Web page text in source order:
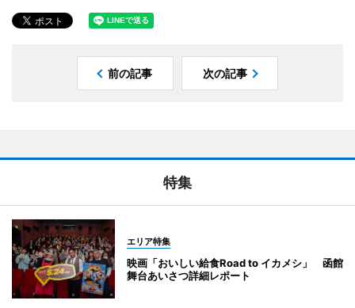
前の記事 次の記事
特集
エリア特集
映画「おいしい給食Road to イカメシ」 函館
舞台あいさつ詳細レポート